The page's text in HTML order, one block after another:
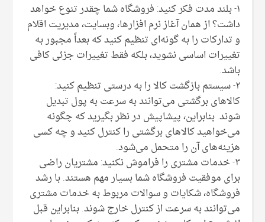
۱- بلند مدت فکر کنید: فروشگاه شما چقدر تنوع خواهد
داشت؟ از همان آغاز نرم افزارها، وبسایت، مدیریت اقلام
و تدارکات را به گونه‌ای تنظیم کنید که بعداً مجبور به
تغییرات اساسی نشوید، بلکه فقط تغییرات جزئی کافی
باشد.
۲- سیستم بازگشت کالا را به درستی تنظیم کنید:
کالاهای برگشتی می‌توانند به سرعت به پول تبدیل
شوند. بنابراین، پیشاپیش در نظر بگیرید که چگونه
می‌خواهید کالاهای برگشتی را کنترل کنید و چه کسی
هزینه‌های آن را متحمل می‌شود.
۳- خدمات مشتری را فراموش نکنید: مشتریان راضی
برای موفقیت فروشگاه شما بسیار مهم هستند. با رشد
فروشگاه، شکایات و سوالات مربوط به خدمات مشتری
می‌توانند به سرعت از کنترل خارج شوند. بنابراین قبل